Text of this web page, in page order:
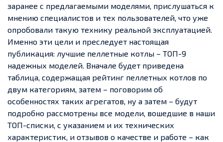
заранее с предлагаемыми моделями, прислушаться к
мнению специалистов и тех пользователей, что уже
опробовали такую технику реальной эксплуатацией.
Именно эти цели и преследует настоящая
публикация: лучшие пеллетные котлы – ТОП-9
надежных моделей. Вначале будет приведена
таблица, содержащая рейтинг пеллетных котлов по
двум категориям, затем – поговорим об
особенностях таких агрегатов, ну а затем – будут
подробно рассмотрены все модели, вошедшие в наши
ТОП-списки, с указанием и их технических
характеристик, и отзывов о качестве и работе – как